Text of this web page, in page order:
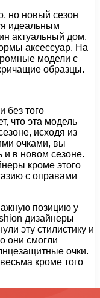
но новый сезон
идеальным
актуальный дом,
аксессуар. На
модели с
образцы.
без того
что эта модель
исходя из
очками, вы
и в новом сезоне.
кроме этого
с оправами
позицию у
дизайнеры
эту стилистику и
они смогли
очки.
кроме того